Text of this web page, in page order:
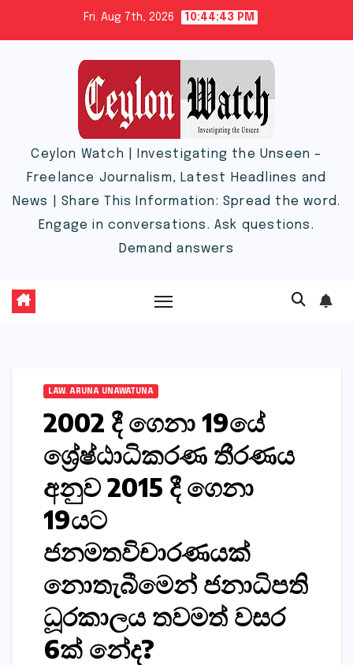
Fri. Aug 7th, 2026 10:44:44 PM
Ceylon Watch | Investigating the Unseen –
Freelance Journalism, Latest Headlines and
News | Share This Information: Spread the word.
Engage in conversations. Ask questions.
Demand answers
LAW. ARUNA UNAWATUNA
2002 දී ගෙනා 19යේ
ශ්‍රේෂ්ඨාධිකරණ තීරණය
අනුව 2015 දී ගෙනා
19යට
ජනමතවිචාරණයක්
නොතැබීමෙන් ජනාධිපති
ධූරකාලය තවමත් වසර
6ක් නේද?